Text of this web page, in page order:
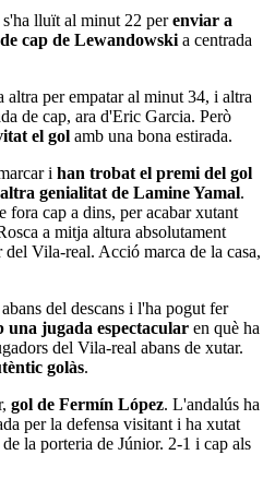
lluït al minut 22 perenviar a
cap de Lewandowski a centrada
per empatar al minut 34, i altra
de cap, ara d'Eric Garcia. Però
el gol amb una bona estirada.
i han trobat el premi del gol
genialitat de Lamine Yamal.
fora cap a dins, per acabar xutant
a mitja altura absolutament
del Vila-real. Acció marca de la casa,
del descans i l'ha pogut fer
una jugada espectacular en què ha
del Vila-real abans de xutar.
golàs.
gol de Fermín López. L'andalús ha
per la defensa visitant i ha xutat
la porteria de Júnior. 2-1 i cap als